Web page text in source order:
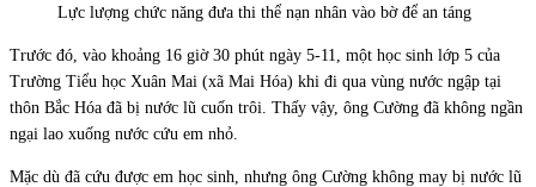
Lực lượng chức năng đưa thi thể nạn nhân vào bờ để an táng
Trước đó, vào khoảng 16 giờ 30 phút ngày 5-11, một học sinh lớp 5 của
Trường Tiểu học Xuân Mai (xã Mai Hóa) khi đi qua vùng nước ngập tại
thôn Bắc Hóa đã bị nước lũ cuốn trôi. Thấy vậy, ông Cường đã không ngần
ngại lao xuống nước cứu em nhỏ.
Mặc dù đã cứu được em học sinh, nhưng ông Cường không may bị nước lũ